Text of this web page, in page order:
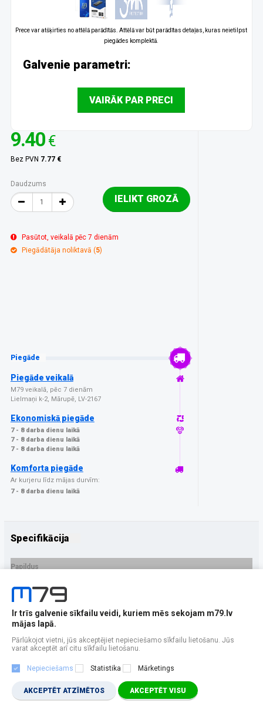
Prece var atšķirties no attēlā parādītās. Attēlā var būt parādītas detaļas, kuras neietilpst
piegādes komplektā.
Galvenie parametri:
VAIRĀK PAR PRECI
9.40 €
Bez PVN 7.77 €
Daudzums
IELIKT GROZĀ
Pasūtot, veikalā pēc 7 dienām
Piegādātāja noliktavā (5)
Piegāde
Piegāde veikalā
M79 veikalā, pēc 7 dienām
Lielmaņi k-2, Mārupē, LV-2167
Ekonomiskā piegāde
7 - 8 darba dienu laikā
7 - 8 darba dienu laikā
7 - 8 darba dienu laikā
Komforta piegāde
Ar kurjeru līdz mājas durvīm:
7 - 8 darba dienu laikā
Specifikācija
Papildus
Ražotājs
PRECES APRAKSTS
EAN - 5903108576949
Ir trīs galvenie sīkfailu veidi, kuriem mēs sekojam m79.lv
mājas lapā.
Pārlūkojot vietni, jūs akceptējiet nepieciešamo sīkfailu lietošanu. Jūs
varat akceptēt arī citu sīkfailu lietošanu.
Nepieciešams Statistika Mārketings
AKCEPTĒT ATZĪMĒTOS AKCEPTĒT VISU